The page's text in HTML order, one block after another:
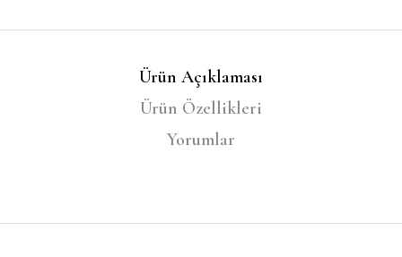
Ürün Açıklaması
Ürün Özellikleri
Yorumlar